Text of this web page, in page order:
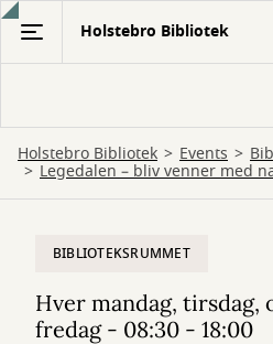
Gå
hovedindhold
Holstebro Bibliotek
Holstebro Bibliotek Events
Legedalen – bliv venner med
BIBLIOTEKSRUMMET
Hver mandag, tirsdag,
fredag - 08:30 - 18:00